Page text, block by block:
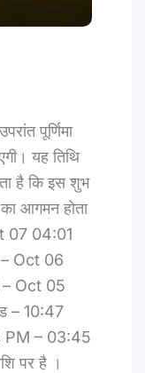
पूर्णिमा
यह तिथि
है कि इस शुभ
आगमन होता
07 04:01
Oct 06
– Oct 05
– 10:47
PM – 03:45
पर है ।